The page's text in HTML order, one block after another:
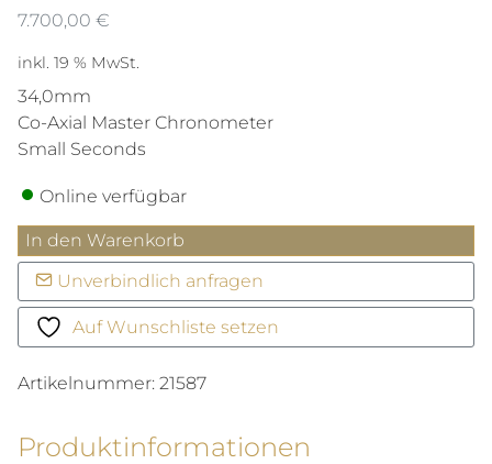
7.700,00 €
inkl. 19 % MwSt.
34,0mm
Co-Axial Master Chronometer
Small Seconds
Online verfügbar
Constellation
Menge
In den Warenkorb
Unverbindlich anfragen
Auf Wunschliste setzen
Artikelnummer: 21587
Produktinformationen